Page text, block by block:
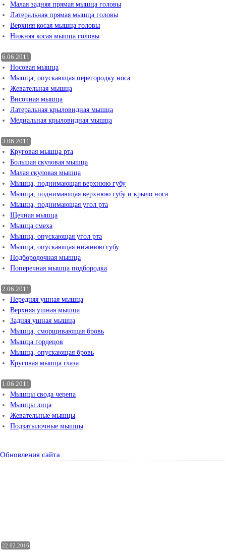
Малая задняя прямая мышца головы
Латеральная прямая мышца головы
Верхняя косая мышца головы
Нижняя косая мышца головы
6.06.2011
Носовая мышца
Мышца, опускающая перегородку носа
Жевательная мышца
Височная мышца
Латеральная крыловидная мышца
Медиальная крыловидная мышца
3.06.2011
Круговая мышца рта
Большая скуловая мышца
Малая скуловая мышца
Мышца, поднимающая верхнюю губу
Мышца, поднимающая верхнюю губу и крыло носа
Мышца, поднимающая угол рта
Щечная мышца
Мышца смеха
Мышца, опускающая угол рта
Мышца, опускающая нижнюю губу
Подбородочная мышца
Поперечная мышца подбородка
2.06.2011
Передняя ушная мышца
Верхняя ушная мышца
Задняя ушная мышца
Мышца, сморщивающая бровь
Мышца гордецов
Мышца, опускающая бровь
Круговая мышца глаза
1.06.2011
Мышцы свода черепа
Мышцы лица
Жевательные мышцы
Подзатылочные мышцы
Обновления сайта
22.02.2016